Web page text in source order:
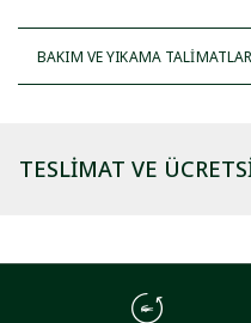
BAKIM VE YIKAMA
TESLIMAT VE